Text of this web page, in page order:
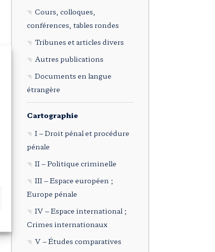
Cours, colloques,
conférences, tables rondes
Tribunes et articles divers
Autres publications
Documents en langue
étrangère
Cartographie
I – Droit pénal et procédure
pénale
II – Politique criminelle
III – Espace européen ;
Europe pénale
IV – Espace international ;
Crimes internationaux
V – Études comparatives